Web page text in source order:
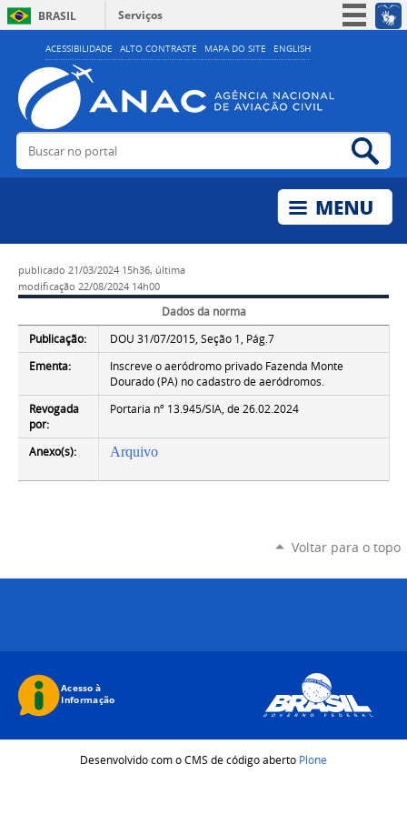
ACESSIBILIDADE ALTO CONTRASTE MAPA DO SITE ENGLISH
BRASIL
Serviços
Simplifique!
Acesso à informação
Legislação
Buscar no portal
publicado 21/03/2024 15h36, última
modificação 22/08/2024 14h00
Dados da norma
Publicação:
DOU 31/07/2015, Seção 1, Pág.7
Ementa:
Inscreve o aeródromo privado Fazenda Monte
Dourado (PA) no cadastro de aeródromos.
Revogada
por:
Portaria nº 13.945/SIA, de 26.02.2024
Anexo(s): Arquivo
Voltar para o topo
Desenvolvido com o CMS de código aberto Plone